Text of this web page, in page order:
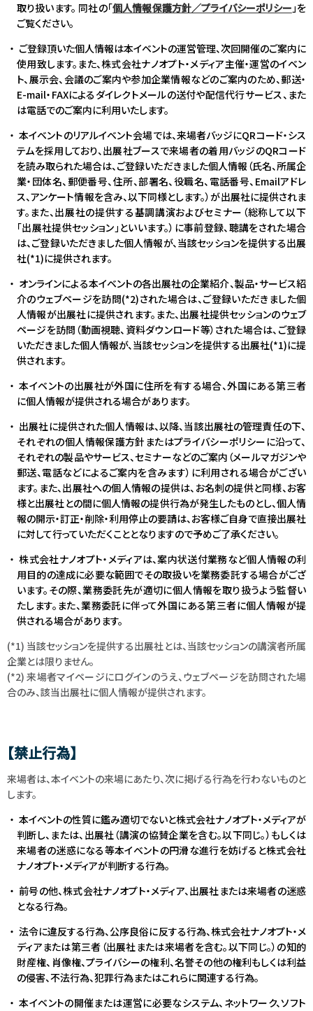
取り扱います。 同社の「個人情報保護方針／プライバシーポリシー」を
ご覧ください。
ご登録頂いた個人情報は本イベントの運営管理、次回開催のご案内に
使用致します。また、株式会社ナノオプト・メディア主催・運営のイベン
ト、展示会、会議のご案内や参加企業情報などのご案内のため、郵送・
E-mail・FAXによるダイレクトメールの送付や配信代行サービス、また
は電話でのご案内に利用いたします。
本イベントのリアルイベント会場では、来場者バッジにQRコード・シス
テムを採用しており、出展社ブースで来場者の着用バッジのQRコード
を読み取られた場合は、ご登録いただきました個人情報（氏名、所属企
業・団体名、郵便番号、住所、部署名、役職名、電話番号、Emailアドレ
ス、アンケート情報を含み、以下同様とします。）が出展社に提供されま
す。また、出展社の提供する基調講演およびセミナー（総称して以下
「出展社提供セッション」といいます。）に事前登録、聴講をされた場合
は、ご登録いただきました個人情報が、当該セッションを提供する出展
社(*1)に提供されます。
オンラインによる本イベントの各出展社の企業紹介、製品・サービス紹
介のウェブページを訪問(*2)された場合は、ご登録いただきました個
人情報が出展社に提供されます。また、出展社提供セッションのウェブ
ページを訪問（動画視聴、資料ダウンロード等）された場合は、ご登録
いただきました個人情報が、当該セッションを提供する出展社(*1)に提
供されます。
本イベントの出展社が外国に住所を有する場合、外国にある第三者
に個人情報が提供される場合があります。
出展社に提供された個人情報は、以降、当該出展社の管理責任の下、
それぞれの個人情報保護方針またはプライバシーポリシーに沿って、
それぞれの製品やサービス、セミナーなどのご案内（メールマガジンや
郵送、電話などによるご案内を含みます）に利用される場合がござい
ます。また、出展社への個人情報の提供は、お名刺の提供と同様、お客
様と出展社との間に個人情報の提供行為が発生したものとし、個人情
報の開示・訂正・削除・利用停止の要請は、お客様ご自身で直接出展社
に対して行っていただくこととなりますので予めご了承ください。
株式会社ナノオプト・メディアは、案内状送付業務など個人情報の利
用目的の達成に必要な範囲でその取扱いを業務委託する場合がござ
います。その際、業務委託先が適切に個人情報を取り扱うよう監督い
たします。また、業務委託に伴って外国にある第三者に個人情報が提
供される場合があります。
(*1) 当該セッションを提供する出展社とは、当該セッションの講演者所属
企業とは限りません。
(*2) 来場者マイページにログインのうえ、ウェブページを訪問された場
合のみ、該当出展社に個人情報が提供されます。
【禁止行為】
来場者は、本イベントの来場にあたり、次に掲げる行為を行わないものと
します。
本イベントの性質に鑑み適切でないと株式会社ナノオプト・メディアが
判断し、または、出展社（講演の協賛企業を含む。以下同じ。）もしくは
来場者の迷惑になる等本イベントの円滑な進行を妨げると株式会社
ナノオプト・メディアが判断する行為。
前号の他、株式会社ナノオプト・メディア、出展社または来場者の迷惑
となる行為。
法令に違反する行為、公序良俗に反する行為、株式会社ナノオプト・メ
ディアまたは第三者（出展社または来場者を含む。以下同じ。）の知的
財産権、肖像権、プライバシーの権利、名誉その他の権利もしくは利益
の侵害、不法行為、犯罪行為またはこれらに関連する行為。
本イベントの開催または運営に必要なシステム、ネットワーク、ソフト